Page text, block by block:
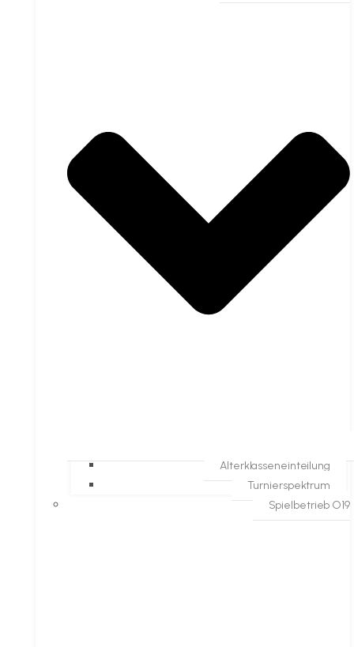
Alterklasseneinteilung
Turnierspektrum
Spielbetrieb O19